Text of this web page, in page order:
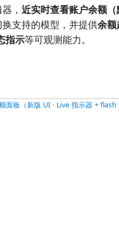
， 近实时查看账户余额
支持的模型，并提供余
指示等可观测能力。